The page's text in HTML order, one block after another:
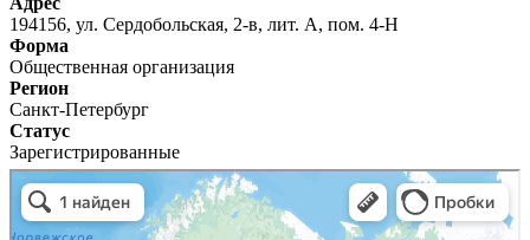
194156, ул. Сердобольская, 2-в, лит. А, пом. 4-Н
Форма
Общественная организация
Регион
Санкт-Петербург
Статус
Зарегистрированные